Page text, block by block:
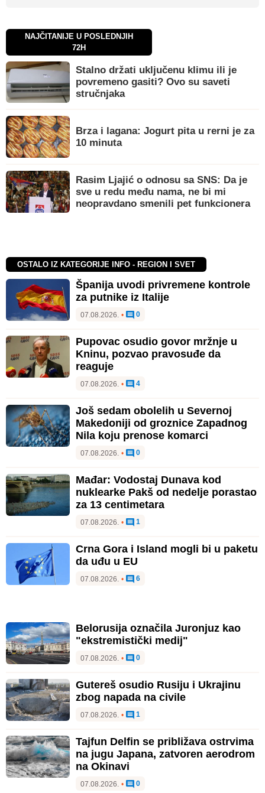
NAJČITANIJE U POSLEDNJIH
72H
Stalno držati uključenu klimu ili je
povremeno gasiti? Ovo su saveti
stručnjaka
Brza i lagana: Jogurt pita u rerni je za
10 minuta
Rasim Ljajić o odnosu sa SNS: Da je
sve u redu među nama, ne bi mi
neopravdano smenili pet funkcionera
OSTALO IZ KATEGORIJE INFO - REGION I SVET
Španija uvodi privremene kontrole
za putnike iz Italije
07.08.2026. • 0
Pupovac osudio govor mržnje u
Kninu, pozvao pravosuđe da
reaguje
07.08.2026. • 4
Još sedam obolelih u Severnoj
Makedoniji od groznice Zapadnog
Nila koju prenose komarci
07.08.2026. • 0
Mađar: Vodostaj Dunava kod
nuklearke Pakš od nedelje porastao
za 13 centimetara
07.08.2026. • 1
Crna Gora i Island mogli bi u paketu
da uđu u EU
07.08.2026. • 6
Belorusija označila Juronjuz kao
"ekstremistički medij"
07.08.2026. • 0
Gutereš osudio Rusiju i Ukrajinu
zbog napada na civile
07.08.2026. • 1
Tajfun Delfin se približava ostrvima
na jugu Japana, zatvoren aerodrom
na Okinavi
07.08.2026. • 0